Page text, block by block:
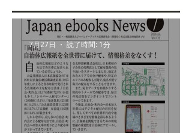
7月27日 読了時間: 1分